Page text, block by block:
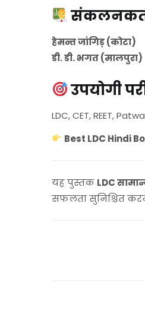
हेमन्त जांगिड़ (कोटा)
डी. डी. भगत (मालपुरा)
उपयोगी
LDC, CET, REET,
Best LDC Hindi
यह पुस्तक LDC
सफलता सुनिश्चित